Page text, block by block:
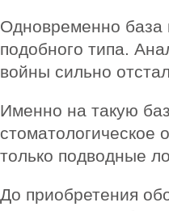
Одновременно база
подобного типа.
войны сильно
Именно на такую
стоматологическое
только подводные
До приобретения